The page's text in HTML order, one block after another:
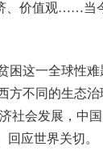
、价值观……当
困这一全球性
方不同的生态
社会发展，中
应世界关切。